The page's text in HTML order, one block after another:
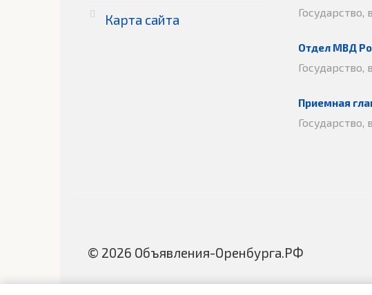
Карта сайта Государство,
Отдел МВД
Государство,
Приемная
Государство,
© 2026 Объявления-Оренбурга.РФ